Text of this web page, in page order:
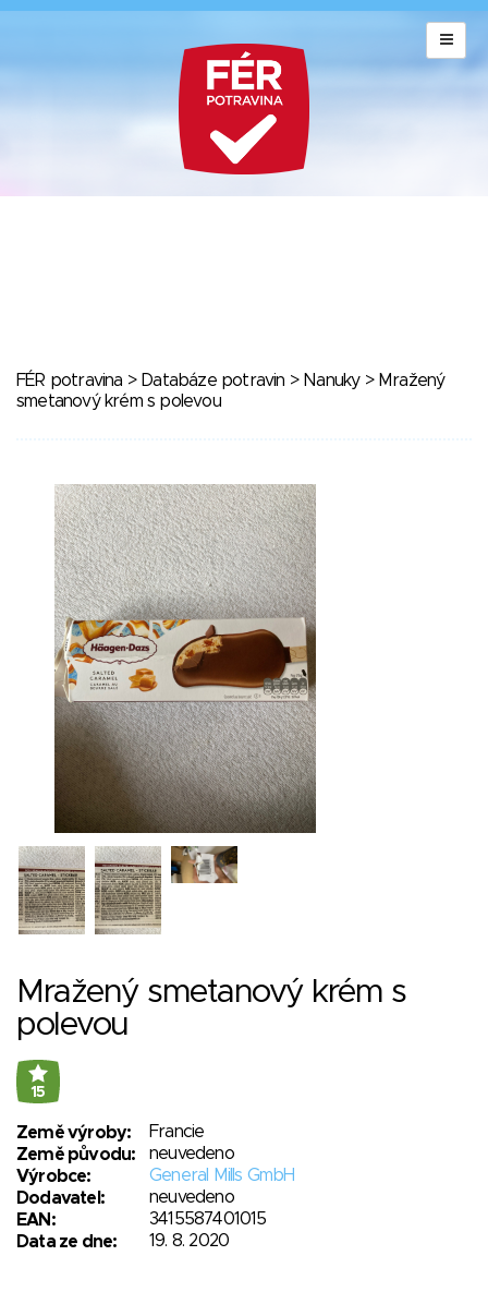
FÉR potravina > Databáze potravin > Nanuky> Mražený
smetanový krém s polevou
Mražený smetanový krém s
polevou
15
Země výroby:
Francie
Země původu:
neuvedeno
Výrobce:
General Mills GmbH
Dodavatel:
neuvedeno
EAN:
3415587401015
Data ze dne:
19. 8. 2020